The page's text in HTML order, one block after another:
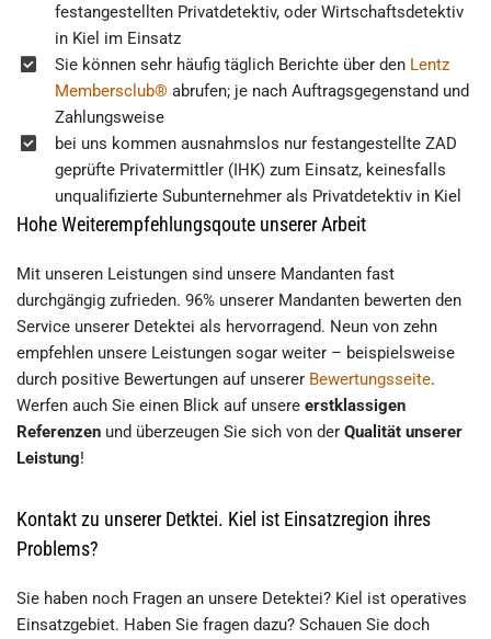
festangestellten Privatdetektiv, oder Wirtschaftsdetektiv
in Kiel im Einsatz
Sie können sehr häufig täglich Berichte über den Lentz
Membersclub® abrufen; je nach Auftragsgegenstand und
Zahlungsweise
bei uns kommen ausnahmslos nur festangestellte ZAD
geprüfte Privatermittler (IHK) zum Einsatz, keinesfalls
unqualifizierte Subunternehmer als Privatdetektiv in Kiel
Hohe Weiterempfehlungsqoute unserer Arbeit
Mit unseren Leistungen sind unsere Mandanten fast
durchgängig zufrieden. 96% unserer Mandanten bewerten den
Service unserer Detektei als hervorragend. Neun von zehn
empfehlen unsere Leistungen sogar weiter – beispielsweise
durch positive Bewertungen auf unserer Bewertungsseite.
Werfen auch Sie einen Blick auf unsere erstklassigen
Referenzen und überzeugen Sie sich von der Qualität unserer
Leistung!
Kontakt zu unserer Detktei. Kiel ist Einsatzregion ihres
Problems?
Sie haben noch Fragen an unsere Detektei? Kiel ist operatives
Einsatzgebiet. Haben Sie fragen dazu? Schauen Sie doch